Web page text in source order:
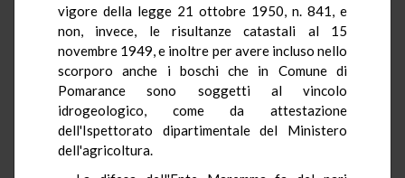
vigore della legge 21 ottobre 1950, n. 841, e
non, invece, le risultanze catastali al 15
novembre 1949, e inoltre per avere incluso nello
scorporo anche i boschi che in Comune di
Pomarance sono soggetti al vincolo
idrogeologico, come da attestazione
dell'Ispettorato dipartimentale del Ministero
dell'agricoltura.